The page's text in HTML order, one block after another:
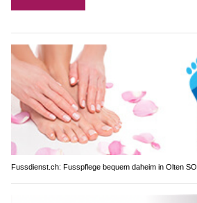
Fussdienst.ch: Fusspflege bequem daheim in Olten SO